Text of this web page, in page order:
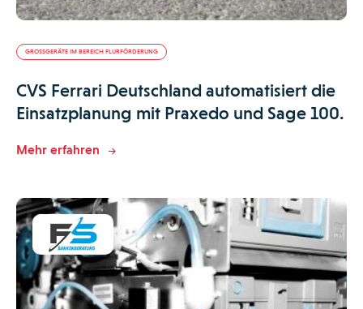
GROSSGERÄTE IM BEREICH FLURFÖRDERUNG
CVS Ferrari Deutschland automatisiert die
Einsatzplanung mit Praxedo und Sage 100.
Mehr erfahren